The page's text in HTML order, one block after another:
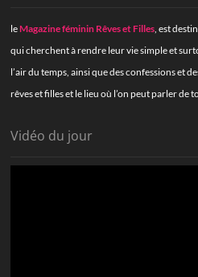
leMagazine féminin Rêves et Filles, est
qui cherchent à rendre leur vie simple et
l’air du temps, ainsi que des confessions et
rêves et filles et le lieu où l’on peut parler de
Vidéo du jour